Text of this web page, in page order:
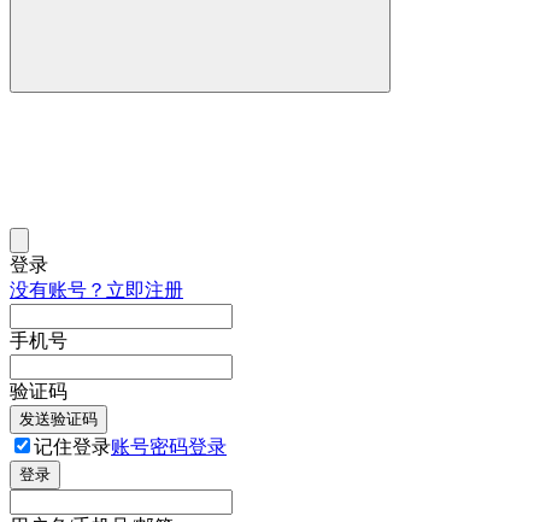
登录
没有账号？立即注册
手机号
验证码
发送验证码
记住登录账号密码登录
登录